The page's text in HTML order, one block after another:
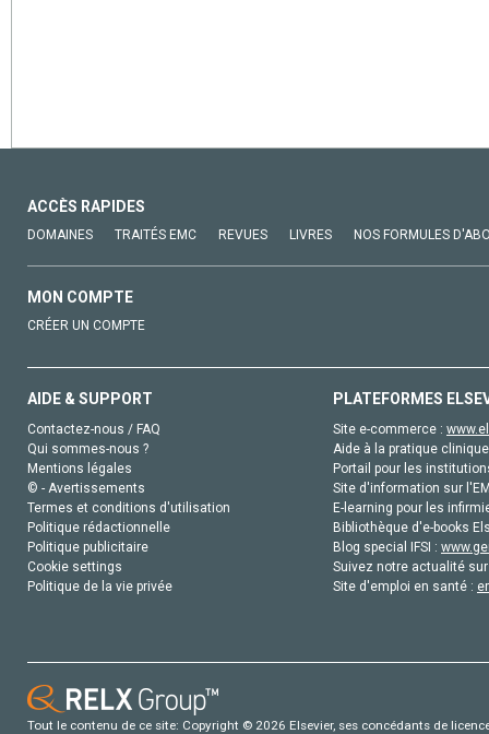
ACCÈS RAPIDES
DOMAINES TRAITÉS EMC REVUES LIVRES NOS FORMULES
MON COMPTE
CRÉER UN COMPTE
AIDE & SUPPORT
Contactez-nous / FAQ
Qui sommes-nous ?
Mentions légales
© - Avertissements
Termes et conditions d'utilisation
Politique rédactionnelle
Politique publicitaire
Cookie settings
Politique de la vie privée
PLATEFORMES
Site e-commerce :
Aide à la pratique
Portail pour les
Site d'information sur
E-learning pour les
Bibliothèque d'e-books
Blog special IFSI :
Suivez notre actualité
Site d'emploi en santé :
Tout le contenu de ce site: Copyright © 2026 Elsevier, ses concédants de